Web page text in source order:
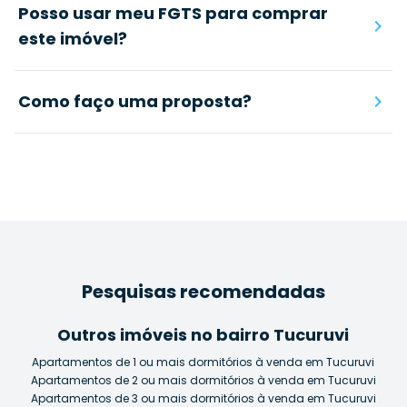
Posso usar meu FGTS para comprar
este imóvel?
Como faço uma proposta?
Pesquisas recomendadas
Outros imóveis no bairro Tucuruvi
Apartamentos de 1 ou mais dormitórios à venda em Tucuruvi
Apartamentos de 2 ou mais dormitórios à venda em Tucuruvi
Apartamentos de 3 ou mais dormitórios à venda em Tucuruvi